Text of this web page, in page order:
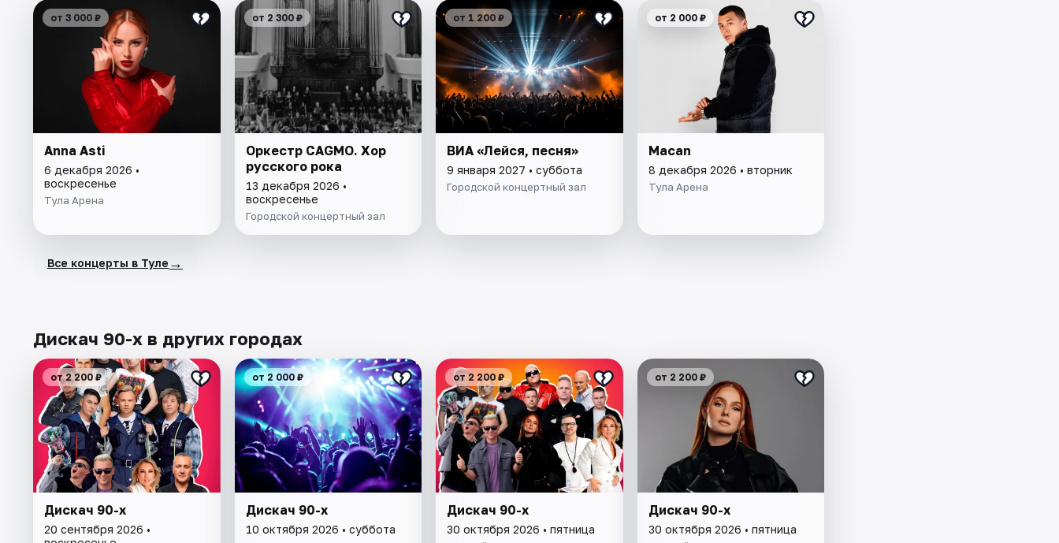
от 3 000 ₽
Anna Asti
6 декабря 2026 •
воскресенье
Тула Арена
от 2 300 ₽
Оркестр CAGMO. Хор
русского рока
13 декабря 2026 •
воскресенье
Городской концертный зал
от 1 200 ₽
ВИА «Лейся, песня»
9 января 2027 • суббота
Городской концертный зал
от 2 000 ₽
Macan
8 декабря 2026 • вторник
Тула Арена
Все концерты в Туле →
Дискач 90-х в других городах
от 2 200 ₽
Дискач 90-х
20 сентября 2026 •
от 2 000 ₽
Дискач 90-х
10 октября 2026 • суббота
от 2 200 ₽
Дискач 90-х
30 октября 2026 • пятница
от 2 200 ₽
Дискач 90-х
30 октября 2026 • пятница